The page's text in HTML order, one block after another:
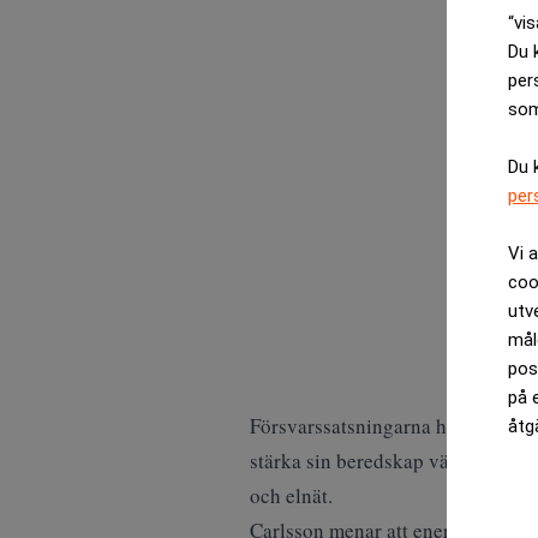
Du
Du
Vi
på
Försvarssatsningarna handlar,
stärka sin beredskap växer även
och elnät.
Carlsson menar att